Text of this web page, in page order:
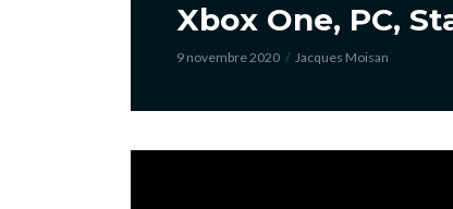
Xbox One, PC,
9 novembre 2020 Jacques Moisan